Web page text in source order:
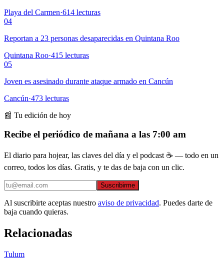
Playa del Carmen·614 lecturas
04
Reportan a 23 personas desaparecidas en Quintana Roo
Quintana Roo·415 lecturas
05
Joven es asesinado durante ataque armado en Cancún
Cancún·473 lecturas
📰 Tu edición de hoy
Recibe el periódico de mañana a las 7:00 am
El diario para hojear, las claves del día y el podcast ☕ — todo en un
correo, todos los días. Gratis, y te das de baja con un clic.
Suscribirme
Al suscribirte aceptas nuestro aviso de privacidad. Puedes darte de
baja cuando quieras.
Relacionadas
Tulum